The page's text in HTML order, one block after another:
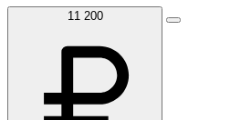
11 200